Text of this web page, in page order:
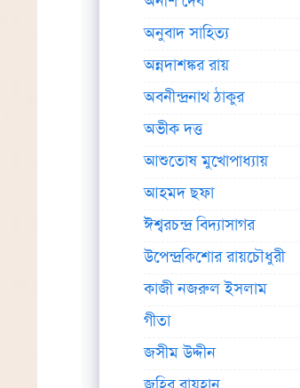
অনুবাদ সাহিত্য
অন্নদাশঙ্কর রায়
অবনীন্দ্রনাথ ঠাকুর
অভীক দত্ত
আশুতোষ মুখোপাধ্যায়
আহমদ ছফা
ঈশ্বরচন্দ্র বিদ্যাসাগর
উপেন্দ্রকিশোর রায়চৌধুরী
কাজী নজরুল ইসলাম
গীতা
জসীম উদ্দীন